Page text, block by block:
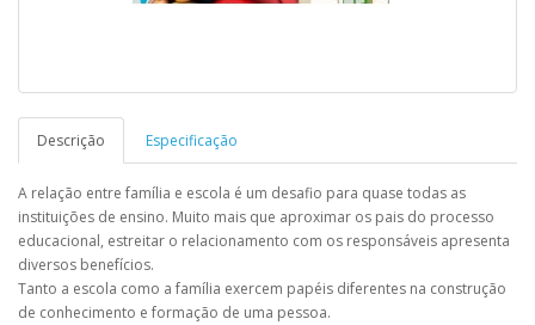
Descrição Especificação
A relação entre família e escola é um desafio para quase todas as
instituições de ensino. Muito mais que aproximar os pais do processo
educacional, estreitar o relacionamento com os responsáveis apresenta
diversos benefícios.
Tanto a escola como a família exercem papéis diferentes na construção
de conhecimento e formação de uma pessoa.